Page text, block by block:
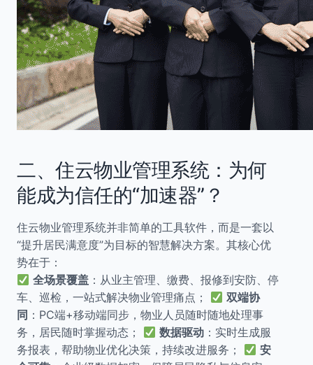
二、住云物业管理系统：为何
能成为信任的“加速器”？
住云物业管理系统并非简单的工具软件，而是一套以
“提升居民满意度”为目标的智慧解决方案。其核心优
势在于：
全场景覆盖 ：从业主管理、缴费、报修到安防、停
车、巡检，一站式解决物业管理痛点；
双端协
同 ：PC端+移动端同步，物业人员随时随地处理事
务，居民随时掌握动态；
数据驱动 ：实时生成服
务报表，帮助物业优化决策，持续改进服务；
安